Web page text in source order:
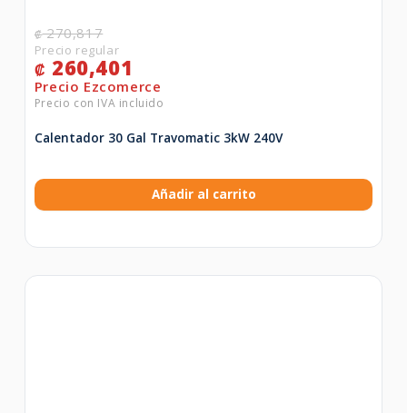
₡270,817
₡ 260,401
Calentador 30 Gal Travomatic 3kW 240V
Añadir al carrito